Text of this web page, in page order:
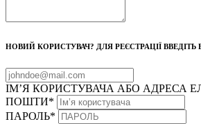
НОВИЙ КОРИСТУВАЧ? ДЛЯ РЕЄСТРАЦІЇ
ІМ’Я КОРИСТУВАЧА АБО АДРЕСА
ПОШТИ*
ПАРОЛЬ*